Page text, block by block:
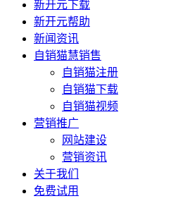
新开元下载
新开元帮助
新闻资讯
自销猫慧销售
自销猫注册
自销猫下载
自销猫视频
营销推广
网站建设
营销资讯
关于我们
免费试用